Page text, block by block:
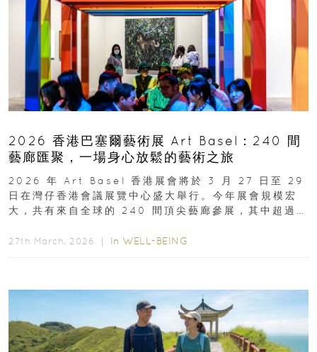
2026 香港巴塞爾藝術展 Art Basel：240 間
藝廊匯聚，一場身心放鬆的藝術之旅
2026 年 Art Basel 香港展會將於 3 月 27 日至 29
日在灣仔香港會議展覽中心盛大舉行。今年展會規模宏
大，共有來自全球的 240 間頂尖藝廊參展，其中超過半
27th March, 2026 ｜ In WELL-BEING